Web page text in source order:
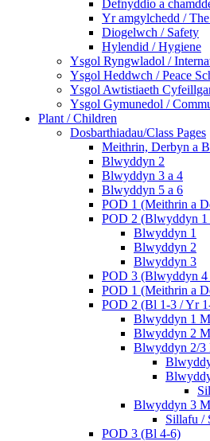
Defnyddio a
Yr amgylchedd /
Diogelwch / Safety
Hylendid / Hygiene
Ysgol Ryngwladol /
Ysgol Heddwch / Peace
Ysgol Awtistiaeth
Ysgol Gymunedol /
Plant / Children
Dosbarthiadau/Class Pages
Meithrin, Derbyn a
Blwyddyn 2
Blwyddyn 3 a 4
Blwyddyn 5 a 6
POD 1 (Meithrin a
POD 2 (Blwyddyn 1
Blwyddyn 1
Blwyddyn 2
Blwyddyn 3
POD 3 (Blwyddyn 4
POD 1 (Meithrin a
POD 2 (Bl 1-3 / Yr
Blwyddyn 1
Blwyddyn 2
Blwyddyn 2/3
Blwyddyn 3
Sillafu /
POD 3 (Bl 4-6)